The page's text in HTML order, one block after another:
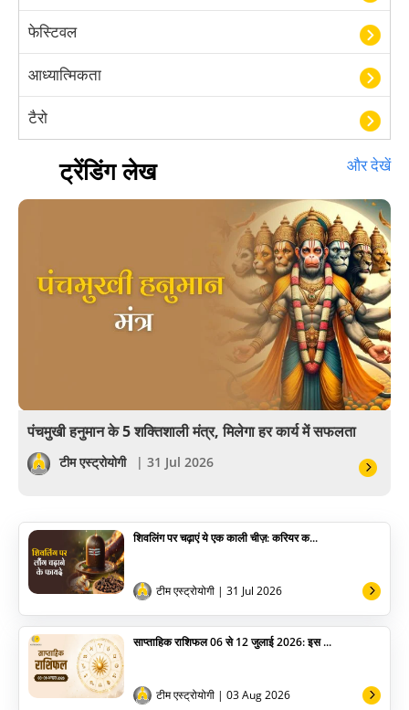
फेस्टिवल
आध्यात्मिकता
टैरो
हस्तरेखा शास्त्र
बॉलीवुड
खेल
सेलिब्रिटी
योग
अन्य
ट्रेंडिंग लेख और देखें
पंचमुखी हनुमान के 5 शक्तिशाली मंत्र, मिलेगा हर कार्य में सफलता
टीम एस्ट्रोयोगी | 31 Jul 2026
शिवलिंग पर चढ़ाएं ये एक काली चीज़: करियर क...
टीम एस्ट्रोयोगी | 31 Jul 2026
साप्ताहिक राशिफल 06 से 12 जुलाई 2026: इस ...
टीम एस्ट्रोयोगी | 03 Aug 2026